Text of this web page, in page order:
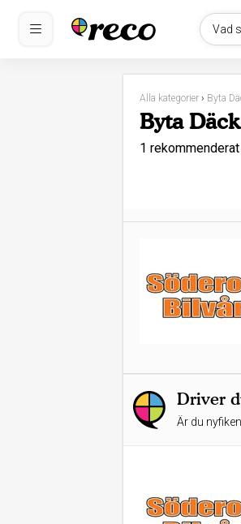
Vad
Alla kategorier › Byta
Byta
1
Driver
Är du